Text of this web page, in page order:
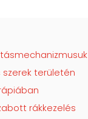
területén
rákkezelés